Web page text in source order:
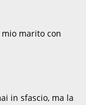
marito con
in sfascio, ma la